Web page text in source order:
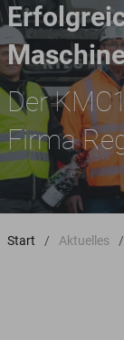
Der
Firma
Start Aktuelles